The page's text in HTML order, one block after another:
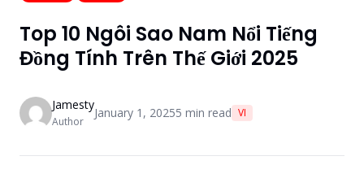
Top 10 Ngôi Sao Nam Nổi Tiếng
Đồng Tính Trên Thế Giới 2025
Jamesty
Author
January 1, 20255 min read VI